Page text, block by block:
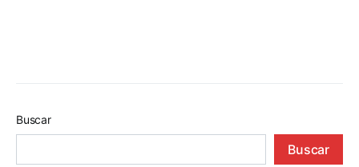
Buscar
Buscar